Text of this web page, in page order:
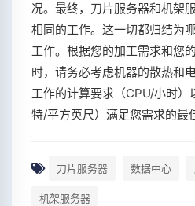
况。最终，刀片服务器和机架
相同的工作。这一切都归结为
工作。根据您的加工需求和您
时，请务必考虑机器的散热和
工作的计算要求（CPU/小时
特/平方英尺）满足您需求的最
刀片服务器 数据中心
机架服务器